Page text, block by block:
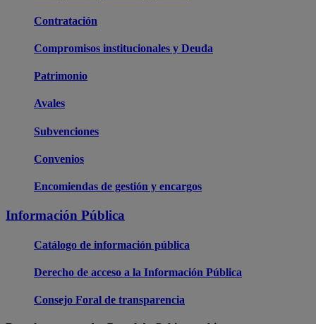
Contratación
Compromisos institucionales y Deuda
Patrimonio
Avales
Subvenciones
Convenios
Encomiendas de gestión y encargos
Información Pública
Catálogo de información pública
Derecho de acceso a la Información Pública
Consejo Foral de transparencia